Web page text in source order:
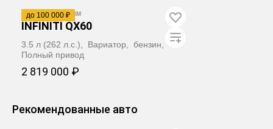
до 100 000 ₽
2018 ·89 929 км
INFINITI QX60
3.5 л (262 л.с.), Вариатор, бензин,
Полный привод
2 819 000 ₽
Рекомендованные авто